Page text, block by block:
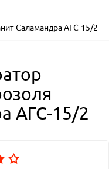
Саламандра АГС-15/2
АГС-15/2